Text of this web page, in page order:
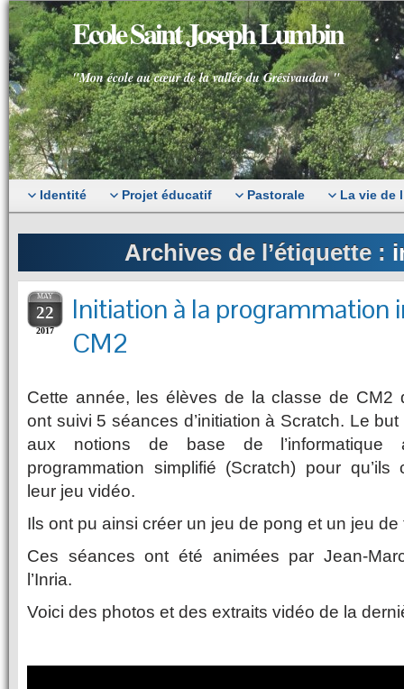
Ecole Saint Joseph Lumbin
"Mon école au cœur de la vallée du Grésivaudan "
Identité Projet éducatif Pastorale La vie de
Archives de l’étiquette :
MAY
22
2017
Initiation à la programmation
CM2
Cette année, les élèves de la classe de CM2
ont suivi 5 séances d’initiation à Scratch. Le but
aux notions de base de
programmation simplifié (Scratch) pour qu’ils
leur jeu vidéo.
Ils ont pu ainsi créer un jeu de pong et un jeu de
Ces séances ont été animées par Jean-
l’Inria.
Voici des photos et des extraits vidéo de la